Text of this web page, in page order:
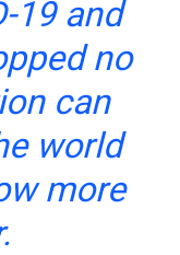
19 and
no
can
world
more